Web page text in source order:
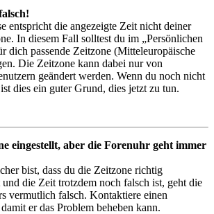
entspricht die angezeigte Zeit nicht deiner
In diesem Fall solltest du im „Persönlichen
dich passende Zeitzone (Mitteleuropäische
Die Zeitzone kann dabei nur von
geändert werden. Wenn du noch nicht
dies ein guter Grund, dies jetzt zu tun.
eingestellt, aber die Forenuhr geht immer
bist, dass du die Zeitzone richtig
und die Zeit trotzdem noch falsch ist, geht die
vermutlich falsch. Kontaktiere einen
er das Problem beheben kann.